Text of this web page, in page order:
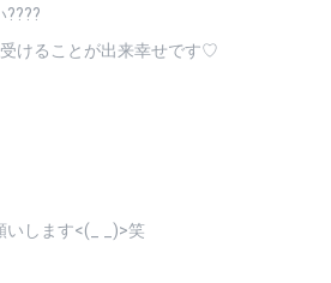
けることが出来幸せです♡
いします<(_ _)>笑